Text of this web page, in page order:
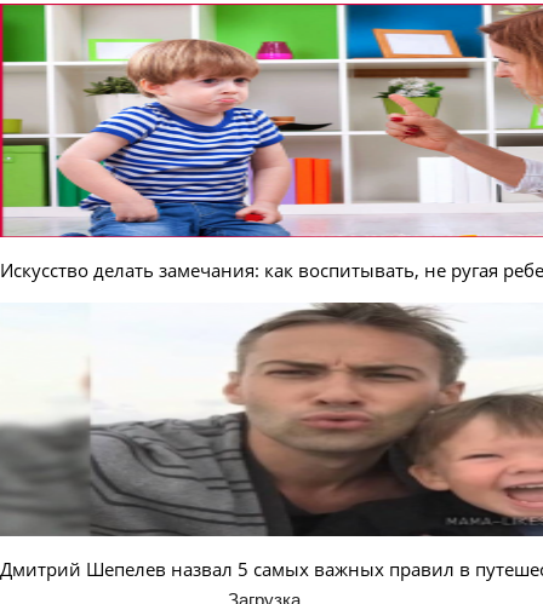
Искусство делать замечания: как воспитывать, не ругая
Дмитрий Шепелев назвал 5 самых важных правил в
Загрузка...